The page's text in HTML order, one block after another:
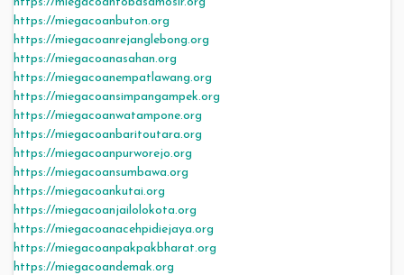
https://miegacoanbuton.org
https://miegacoanrejanglebong.org
https://miegacoanasahan.org
https://miegacoanempatlawang.org
https://miegacoansimpangampek.org
https://miegacoanwatampone.org
https://miegacoanbaritoutara.org
https://miegacoanpurworejo.org
https://miegacoansumbawa.org
https://miegacoankutai.org
https://miegacoanjailolokota.org
https://miegacoanacehpidiejaya.org
https://miegacoanpakpakbharat.org
https://miegacoandemak.org